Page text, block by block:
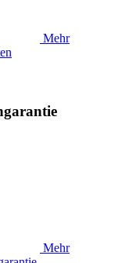
Mehr
Mehr